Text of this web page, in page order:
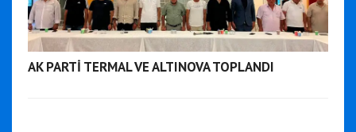
AK PARTİ TERMAL VE ALTINOVA TOPLANDI